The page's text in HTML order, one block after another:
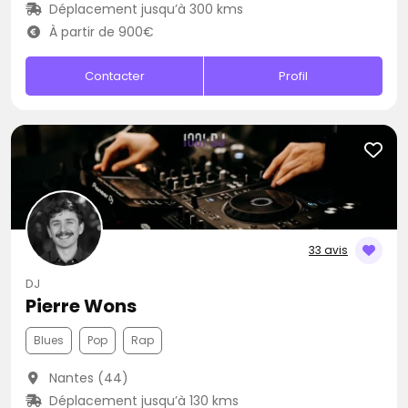
Déplacement jusqu’à 300 kms
À partir de 900€
Contacter Profil
33 avis
DJ
Pierre Wons
Blues Pop Rap
Nantes (44)
Déplacement jusqu’à 130 kms